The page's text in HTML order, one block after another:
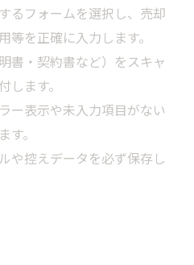
るフォームを選択し、売却
等を正確に入力します。
書・契約書など）をスキャ
します。
ー表示や未入力項目がない
。
や控えデータを必ず保存し